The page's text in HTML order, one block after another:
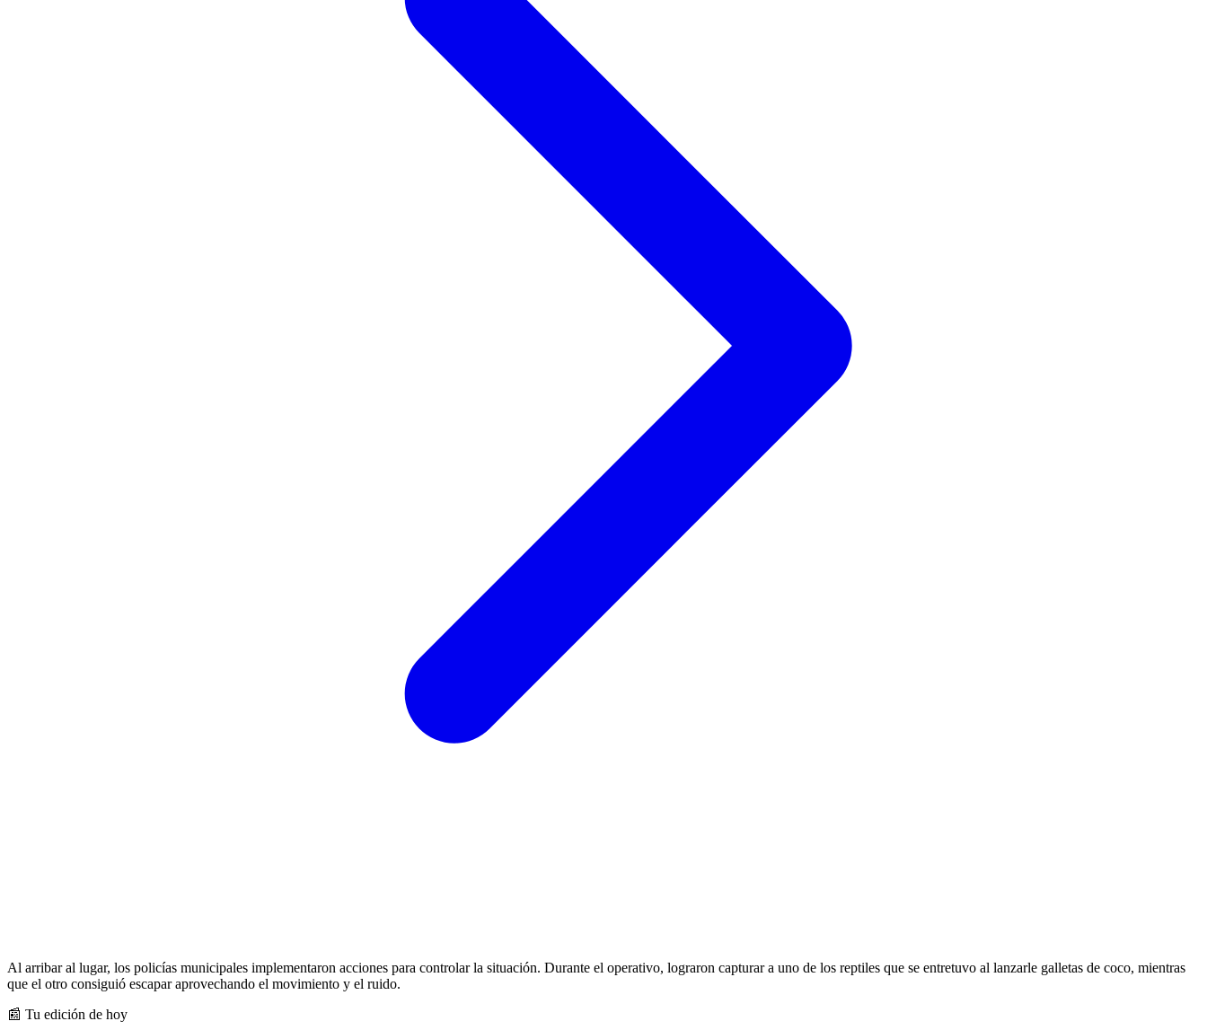
Al arribar al lugar, los policías municipales implementaron acciones para controlar la situación. Durante el operativo, lograron capturar a uno de los reptiles que se entretuvo al lanzarle galletas de coco, mientras
que el otro consiguió escapar aprovechando el movimiento y el ruido.
📰 Tu edición de hoy